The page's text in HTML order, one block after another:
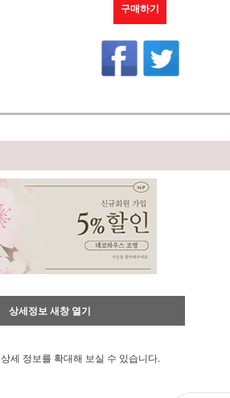
구매하기
상세정보 새창 열기
상세 정보를 확대해 보실 수 있습니다.